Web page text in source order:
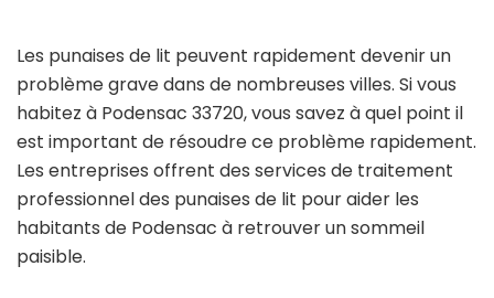
Les punaises de lit peuvent rapidement devenir un
problème grave dans de nombreuses villes. Si vous
habitez à Podensac 33720, vous savez à quel point il
est important de résoudre ce problème rapidement.
Les entreprises offrent des services de traitement
professionnel des punaises de lit pour aider les
habitants de Podensac à retrouver un sommeil
paisible.